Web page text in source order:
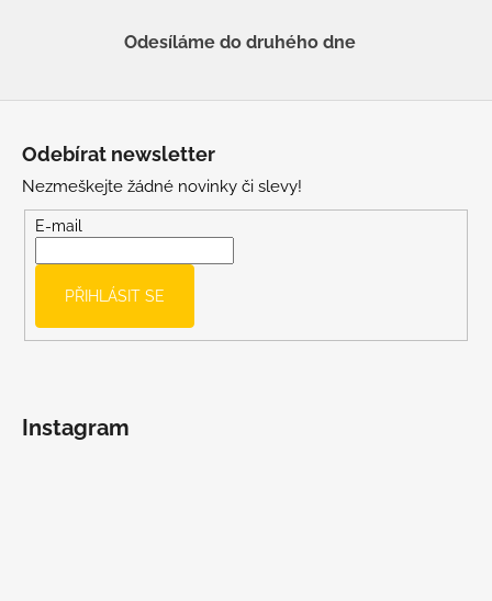
Odesíláme do druhého dne
Odebírat newsletter
Nezmeškejte žádné novinky či slevy!
E-mail
PŘIHLÁSIT SE
Instagram